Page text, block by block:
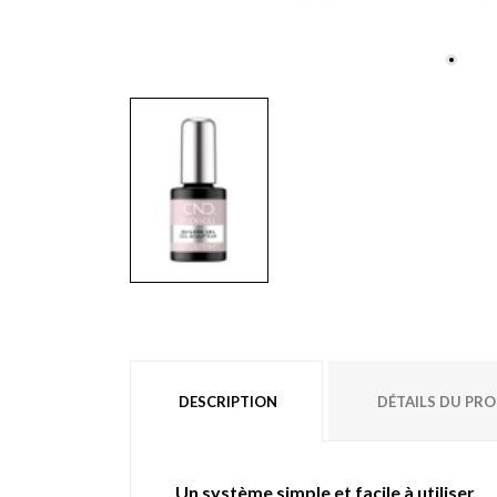
DESCRIPTION DÉTAILS DU
Un système simple et facile à utiliser